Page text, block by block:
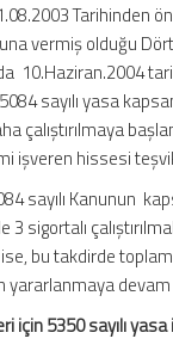
Tarihinden
vermiş olduğu
10.Haziran.2004
sayılı yasa
çalıştırılmaya
işveren hissesi
sayılı Kanunun
3 sigortalı
bu takdirde
yararlanmaya
için 5350 sayılı